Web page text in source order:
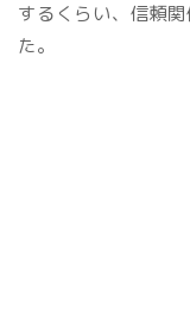
するくらい、信頼
た。